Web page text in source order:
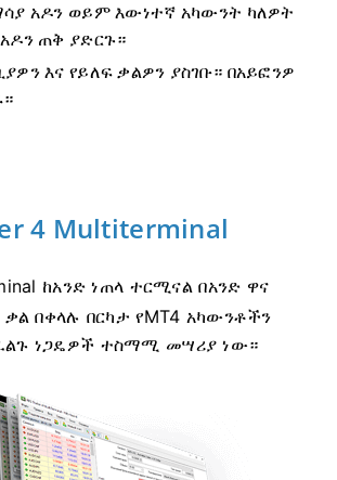
አዶን ወይም እውነተኛ አካውንት ካለዎት
ጠቅ ያድርጉ።
እና የይለፍ ቃልዎን ያስገቡ። በአይፎንዎ
4 Multiterminal
ከአንድ ነጠላ ተርሚናል በአንድ ዋና
በቀላሉ በርካታ የMT4 አካውንቶችን
ነጋዴዎች ተስማሚ መሣሪያ ነው።